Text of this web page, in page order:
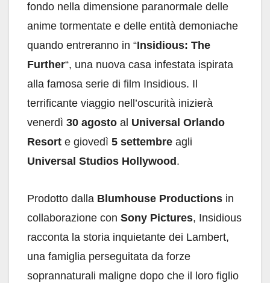
fondo nella dimensione paranormale delle
anime tormentate e delle entità demoniache
quando entreranno in “Insidious: The
Further“, una nuova casa infestata ispirata
alla famosa serie di film Insidious. Il
terrificante viaggio nell’oscurità inizierà
venerdì 30 agosto al Universal Orlando
Resort e giovedì 5 settembre agli
Universal Studios Hollywood .
Prodotto dalla Blumhouse Productions in
collaborazione con Sony Pictures, Insidious
racconta la storia inquietante dei Lambert,
una famiglia perseguitata da forze
soprannaturali maligne dopo che il loro figlio